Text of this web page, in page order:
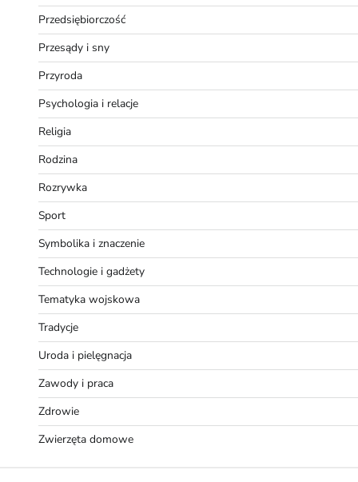
Przedsiębiorczość
Przesądy i sny
Przyroda
Psychologia i relacje
Religia
Rodzina
Rozrywka
Sport
Symbolika i znaczenie
Technologie i gadżety
Tematyka wojskowa
Tradycje
Uroda i pielęgnacja
Zawody i praca
Zdrowie
Zwierzęta domowe